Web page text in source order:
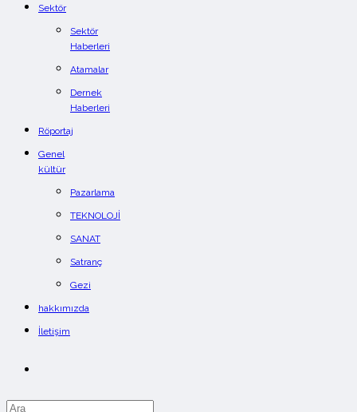
Sektör
Sektör
Haberleri
Atamalar
Dernek
Haberleri
Röportaj
Genel
kültür
Pazarlama
TEKNOLOJİ
SANAT
Satranç
Gezi
hakkımızda
İletişim